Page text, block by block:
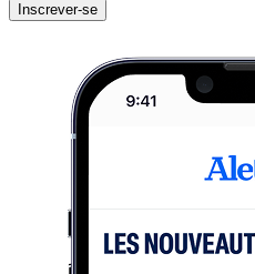
Inscrever-se